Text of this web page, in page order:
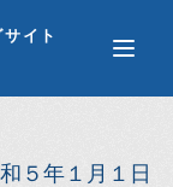
イト
５年１月１日